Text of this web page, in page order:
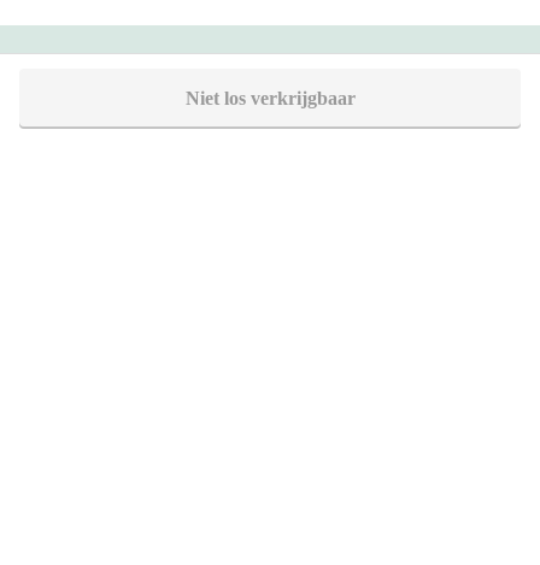
Niet los verkrijgbaar
Bel 088 - 205 47 00
Direct antwoord op je vraag